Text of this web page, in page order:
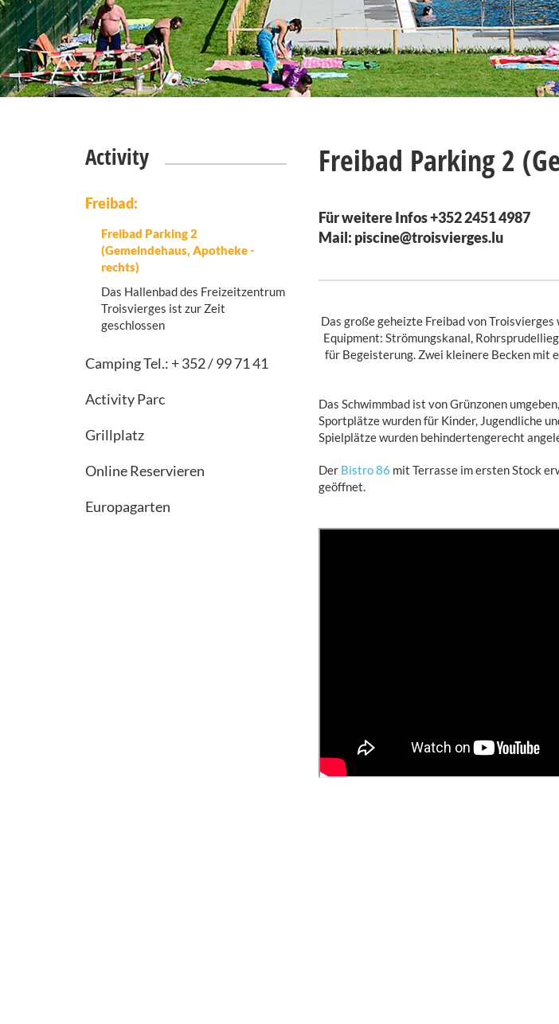
Activity
Freibad:
Freibad Parking 2
(Gemeindehaus, Apotheke -
rechts)
Das Hallenbad des Freizeitzentrum
Troisvierges ist zur Zeit
geschlossen
Camping Tel.: + 352 / 99 71 41
Activity Parc
Grillplatz
Online Reservieren
Europagarten
Freibad Parking 2
Für weitere Infos +352 2451 4987
Mail: piscine@troisvierges.lu
Das große geheizte Freibad von
Equipment: Strömungskanal,
für Begeisterung. Zwei kleinere Becken mit
Das Schwimmbad ist von Grünzonen
Sportplätze wurden für Kinder, Jugendliche
Spielplätze wurden behindertengerecht
Der Bistro 86 mit Terrasse im ersten Stock
geöffnet.